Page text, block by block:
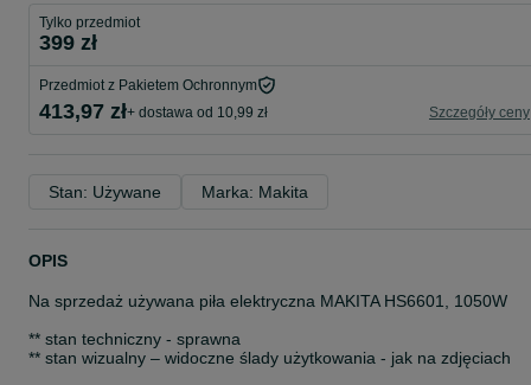
Tylko przedmiot
399 zł
Przedmiot z Pakietem Ochronnym
413,97 zł+ dostawa od 10,99 zł Szczegóły ceny
Stan: Używane Marka: Makita
OPIS
Na sprzedaż używana piła elektryczna MAKITA HS6601, 1050W
** stan techniczny - sprawna
** stan wizualny – widoczne ślady użytkowania - jak na zdjęciach